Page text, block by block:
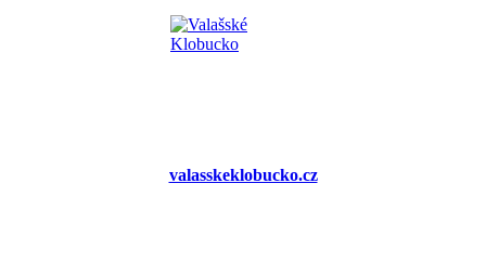
valasskeklobucko.cz